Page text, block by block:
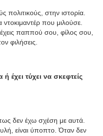
πολιτικούς, στην ιστορία.
που μιλούσε.
παππού σου, φίλος σου,
φιλήσεις.
έχει τύχει να σκεφτείς
δεν έχω σχέση με αυτά.
είναι ύποπτο. Όταν δεν